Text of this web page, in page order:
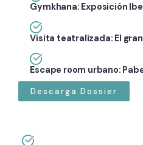
Gymkhana: Exposición
Visita teatralizada: El
Escape room urbano:
Descarga Dossier